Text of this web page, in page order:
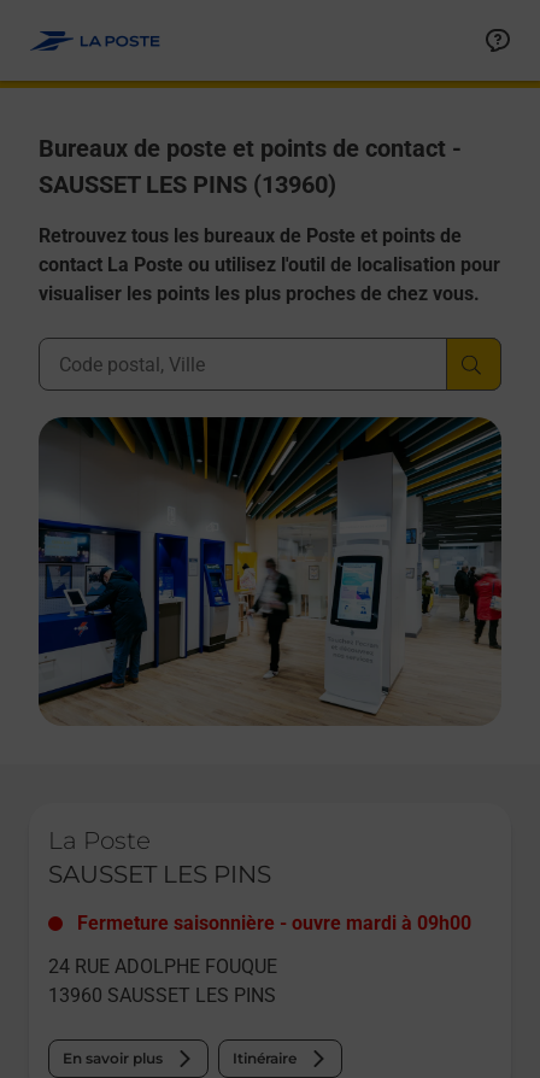
Bureaux de poste et points de contact -
SAUSSET LES PINS (13960)
Retrouvez tous les bureaux de Poste et points de
contact La Poste ou utilisez l'outil de localisation pour
visualiser les points les plus proches de chez vous.
Ville, Département, Code Postal
La Poste
SAUSSET LES PINS
Fermeture saisonnière - ouvre mardi à 09h00
24 RUE ADOLPHE FOUQUE
13960 SAUSSET LES PINS
En savoir plus Itinéraire